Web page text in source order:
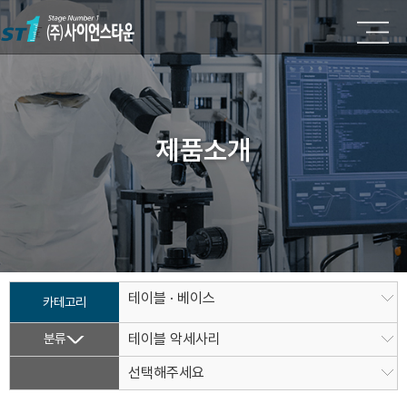
제품소개
카테고리 테이블 · 베이스
분류
테이블 악세사리
선택해주세요